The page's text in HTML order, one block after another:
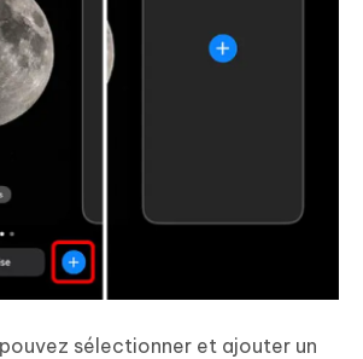
sélectionner et ajouter un